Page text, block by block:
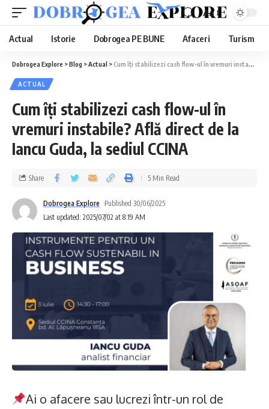
Aa
Actual Istorie Dobrogea PE BUNE Afaceri Turism
Dobrogea Explore >Blog >Actual >Cum îți stabilizezi cash flow-ul în vremuri instabile? Află direct de la Iancu Guda, la sediul CCINA
ACTUAL
Cum îți stabilizezi cash flow-ul în
vremuri instabile? Află direct de la
Iancu Guda, la sediul CCINA
Last updated: 2025/07/02 at 8:19 AM
Dobrogea Explore Published 30/06/2025
Share 5 Min Read
Ai o afacere sau lucrezi într-un rol de